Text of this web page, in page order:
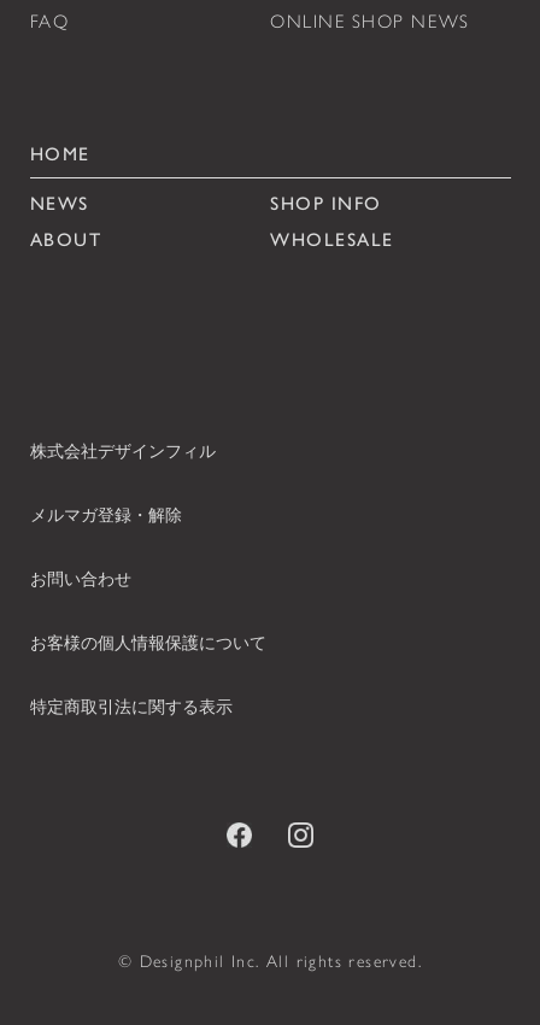
FAQ
ONLINE SHOP NEWS
HOME
NEWS
SHOP INFO
ABOUT
WHOLESALE
株式会社デザインフィル
メルマガ登録・解除
お問い合わせ
お客様の個人情報保護について
特定商取引法に関する表示
© Designphil Inc. All rights reserved.